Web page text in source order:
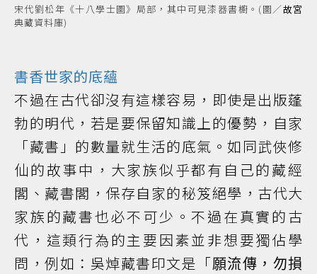
宋代劉松年《十八學士圖》局部，其中可見漆器書櫥。(圖／故宮
典藏資料庫)
書香世家的底蘊
不過在古代卻沒有這樣容易，即使是出版蓬
勃的明代，若是要保留知識上的優勢，自家
「藏書」的數量就生活的底氣。如同武俠修
仙的故事中，大家族似乎都有自己的藏經
閣、藏書閣，保存自家的秘笈絕學，古代大
家族的藏書也必不可少。不過在真實的古
代，這類行為的主要因素並非想要獨佔學
問，例如：吳焯藏書印文是「願流傳，勿損